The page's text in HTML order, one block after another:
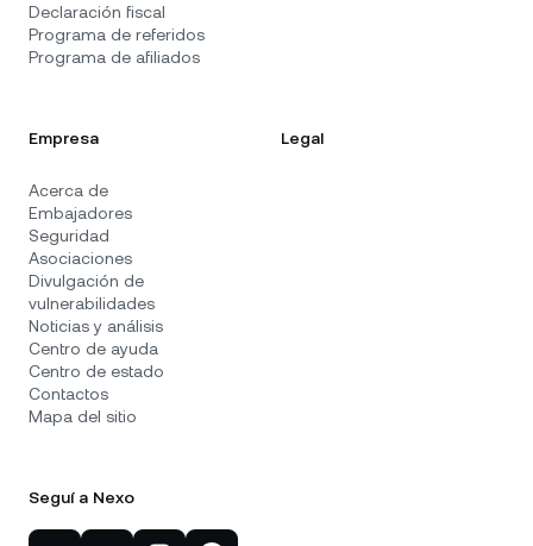
Declaración fiscal
Programa de referidos
Programa de afiliados
Empresa
Acerca de
Embajadores
Seguridad
Asociaciones
Divulgación de
vulnerabilidades
Noticias y análisis
Centro de ayuda
Centro de estado
Contactos
Mapa del sitio
Legal
Seguí a Nexo